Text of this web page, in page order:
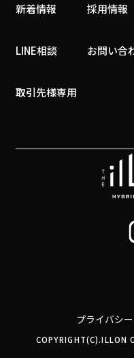
新着情報
LINE相談
取引先様専用
採用情報
お問い合
プライバシ
COPYRIGHT(C).ILLON